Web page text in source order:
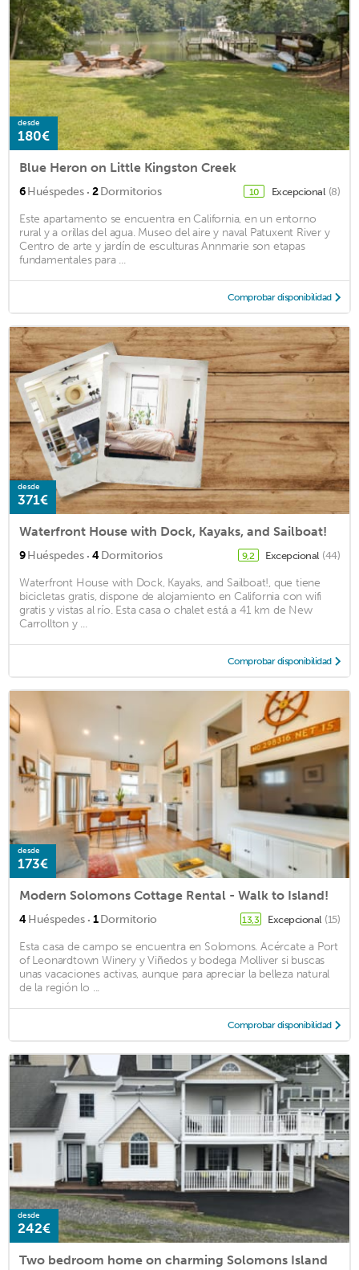
desde
180€
Blue Heron on Little Kingston Creek
6Huéspedes · 2Dormitorios 10 Excepcional (8)
Este apartamento se encuentra en California, en un entorno
rural y a orillas del agua. Museo del aire y naval Patuxent River y
Centro de arte y jardín de esculturas Annmarie son etapas
fundamentales para ...
Comprobar disponibilidad
desde
371€
Waterfront House with Dock, Kayaks, and Sailboat!
9Huéspedes · 4Dormitorios 9,2 Excepcional (44)
Waterfront House with Dock, Kayaks, and Sailboat!, que tiene
bicicletas gratis, dispone de alojamiento en California con wifi
gratis y vistas al río. Esta casa o chalet está a 41 km de New
Carrollton y ...
Comprobar disponibilidad
desde
173€
Modern Solomons Cottage Rental - Walk to Island!
4Huéspedes · 1Dormitorio 13,3 Excepcional (15)
Esta casa de campo se encuentra en Solomons. Acércate a Port
of Leonardtown Winery y Viñedos y bodega Molliver si buscas
unas vacaciones activas, aunque para apreciar la belleza natural
de la región lo ...
Comprobar disponibilidad
desde
242€
Two bedroom home on charming Solomons Island